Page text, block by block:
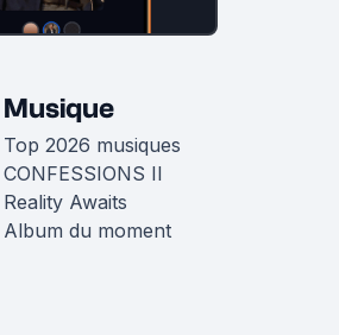
Musique
Top 2026 musiques
CONFESSIONS II
Reality Awaits
Album du moment